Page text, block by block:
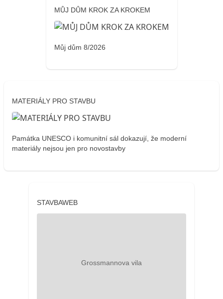
MŮJ DŮM KROK ZA KROKEM
Můj dům 8/2026
MATERIÁLY PRO STAVBU
Památka UNESCO i komunitní sál dokazují, že moderní
materiály nejsou jen pro novostavby
STAVBAWEB